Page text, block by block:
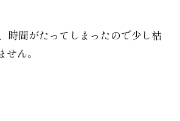
時間がたってしまったので少し枯
ん。